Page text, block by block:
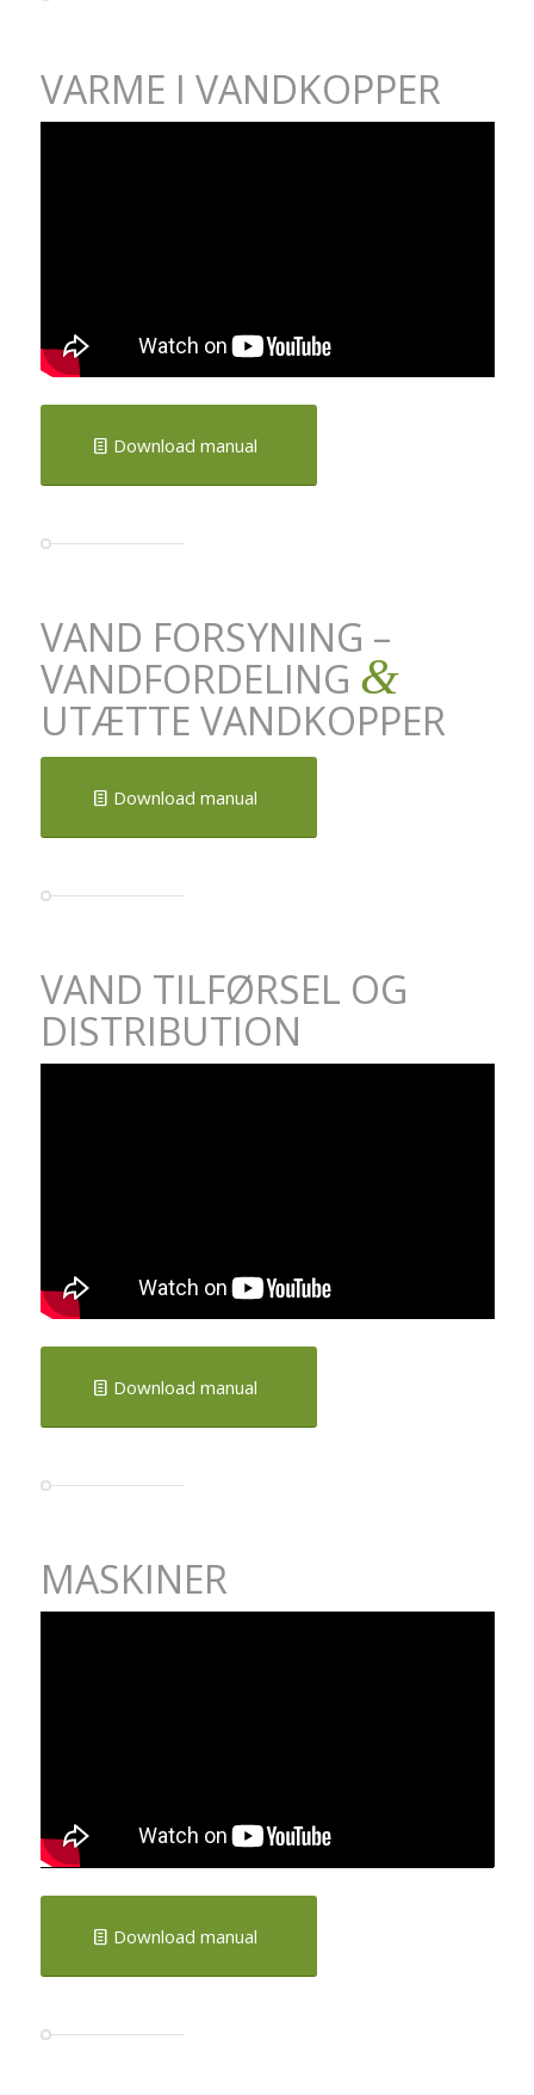
VARME I VANDKOPPER
Download manual
VAND FORSYNING –
VANDFORDELING &
UTÆTTE VANDKOPPER
Download manual
VAND TILFØRSEL OG
DISTRIBUTION
Download manual
MASKINER
Download manual